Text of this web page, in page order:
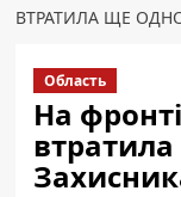
ВТРАТИЛА ЩЕ
Область
На